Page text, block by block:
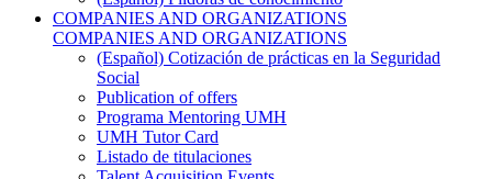
COMPANIES AND ORGANIZATIONS
COMPANIES AND ORGANIZATIONS
(Español) Cotización de prácticas en la Seguridad
Social
Publication of offers
Programa Mentoring UMH
UMH Tutor Card
Listado de titulaciones